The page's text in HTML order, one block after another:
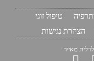
טיפול זוגי
הצהרת נגישות